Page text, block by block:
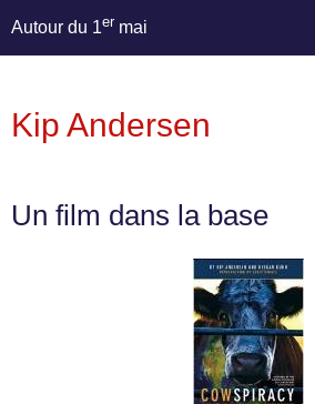
Autour du 1er mai
Kip Andersen
Un film dans la base